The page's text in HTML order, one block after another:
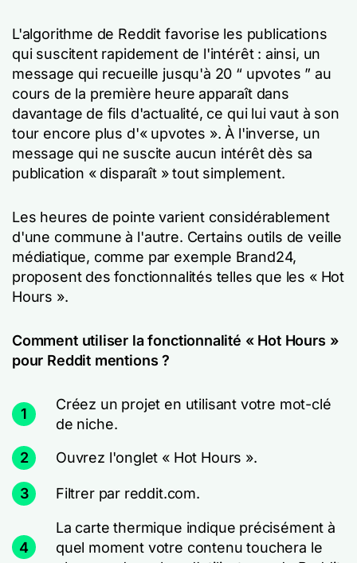
L'algorithme de Reddit favorise les publications
qui suscitent rapidement de l'intérêt : ainsi, un
message qui recueille jusqu'à 20 “ upvotes ” au
cours de la première heure apparaît dans
davantage de fils d'actualité, ce qui lui vaut à son
tour encore plus d'« upvotes ». À l'inverse, un
message qui ne suscite aucun intérêt dès sa
publication « disparaît » tout simplement.
Les heures de pointe varient considérablement
d'une commune à l'autre. Certains outils de veille
médiatique, comme par exemple Brand24,
proposent des fonctionnalités telles que les « Hot
Hours ».
Comment utiliser la fonctionnalité « Hot Hours »
pour Reddit mentions ?
1
Créez un projet en utilisant votre mot-clé
de niche.
2 Ouvrez l'onglet « Hot Hours ».
3 Filtrer par reddit.com.
4
La carte thermique indique précisément à
quel moment votre contenu touchera le